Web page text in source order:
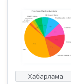
Хабарлама